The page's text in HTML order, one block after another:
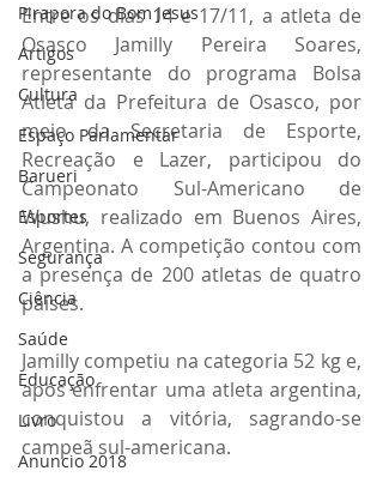
Pirapora do Bom Jesus
Artigos
Cultura
Espaço Parlamentar
Barueri
Esportes
Segurança
Ciência
Saúde
Educação
Livro
Anuncio 2018
Entre os dias 14 e 17/11, a atleta de
Osasco Jamilly Pereira Soares,
representante do programa Bolsa
Atleta da Prefeitura de Osasco, por
meio da Secretaria de Esporte,
Recreação e Lazer, participou do
Campeonato Sul-Americano de
Wushu, realizado em Buenos Aires,
Argentina. A competição contou com
a presença de 200 atletas de quatro
países.
Jamilly competiu na categoria 52 kg e,
após enfrentar uma atleta argentina,
conquistou a vitória, sagrando-se
campeã sul-americana.